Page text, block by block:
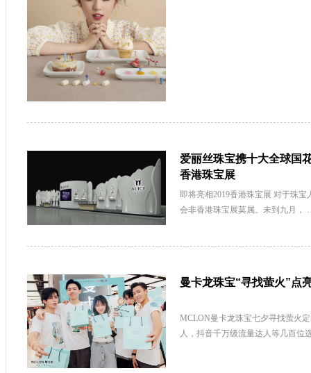
爱丽丝珠宝携十大全球国
香港珠宝展
即将亮相2019香港珠宝展 对于珠
会非香港珠宝展莫属。未到九月
曼卡龙珠宝“寻找萤火”点
MCLON曼卡龙珠宝七夕寻找萤火
人，抖音千万级流量达人等几百